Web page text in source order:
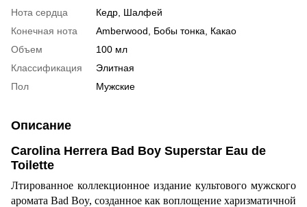
Нота сердца
Кедр, Шалфей
Конечная нота
Amberwood, Бобы тонка, Какао
Объем
100 мл
Классификация
Элитная
Пол
Мужские
Описание
Carolina Herrera Bad Boy Superstar Eau de
Toilette
Лтированное коллекционное издание культового мужского
аромата Bad Boy, созданное как воплощение харизматичной